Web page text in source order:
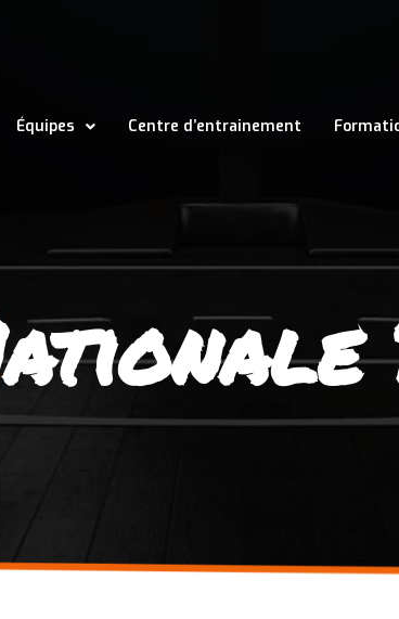
Équipes Centre d’entrainement